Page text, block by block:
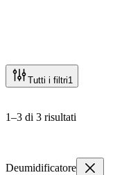
Tutti i filtri1
1–3 di 3 risultati
Deumidificatore